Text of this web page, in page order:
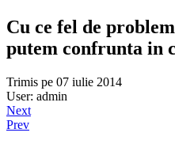
Cu ce fel de
putem confrunta in
Trimis pe 07 iulie 2014
User: admin
Next
Prev